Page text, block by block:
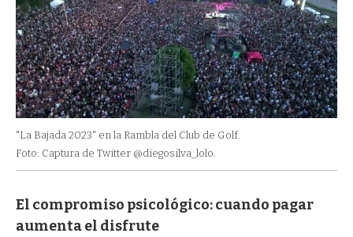
"La Bajada 2023" en la Rambla del Club de Golf.
Foto: Captura de Twitter @diegosilva_lolo.
El compromiso psicológico: cuando pagar
aumenta el disfrute